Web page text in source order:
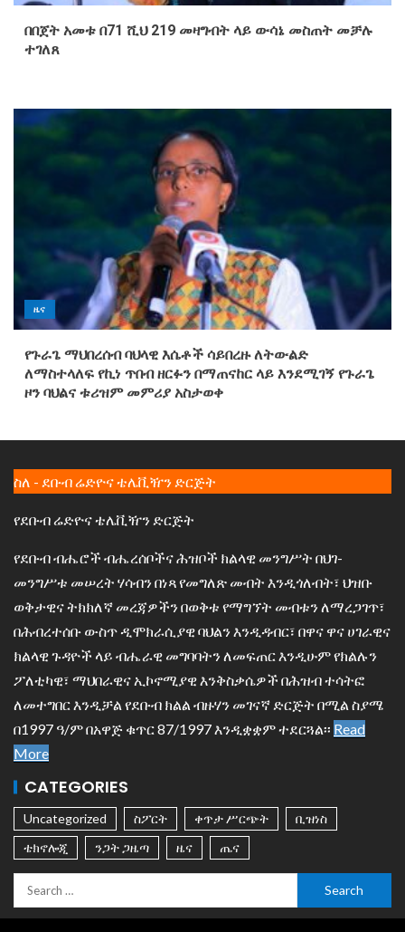
በበጀት አመቱ በ71 ሺህ 219 መዛግብት ላይ ውሳኔ መስጠት መቻሉ
ተገለጸ
ዜና
የጉራጌ ማህበረሰብ ባህላዊ እሴቶች ሳይበረዙ ለትውልድ
ለማስተላለፍ የኪነ ጥበብ ዘርፉን በማጠናከር ላይ እንደሚገኝ የጉራጌ
ዞን ባህልና ቱሪዝም መምሪያ አስታወቀ
ስለ - ደቡብ ሬድዮና ቴሌቪዥን ድርጅት
የደቡብ ሬድዮና ቴሌቪዥን ድርጅት
የደቡብ ብሔሮች ብሔረሰቦችና ሕዝቦች ክልላዊ መንግሥት በህገ-
መንግሥቱ መሠረት ሃሳብን በነጻ የመግለጽ መብት እንዲጎለብት፣ ህዝቡ
ወቅታዊና ትክክለኛ መረጃዎችን በወቅቱ የማግኘት መብቱን ለማረጋገጥ፣
በሕብረተሰቡ ውስጥ ዲሞክራሲያዊ ባህልን እንዲዳብር፣ በዋና ዋና ሀገራዊና
ክልላዊ ጉዳዮች ላይ ብሔራዊ መግባባትን ለመፍጠር እንዲሁም የክልሉን
ፖለቲካዊ፣ ማህበራዊና ኢኮኖሚያዊ እንቅስቃሴዎች በሕዝብ ተሳትፎ
ለመተግበር እንዲቻል የደቡብ ክልል ብዙሃን መገናኛ ድርጅት በሚል ስያሜ
በ1997 ዓ/ም በአዋጅ ቁጥር 87/1997 እንዲቋቋም ተደርጓል፡፡ Read
More
CATEGORIES
Uncategorized ስፖርት ቀጥታ ሥርጭት
ቢዝነስ
ቴክኖሎጂ
ንጋት ጋዜጣ ዜና ጤና